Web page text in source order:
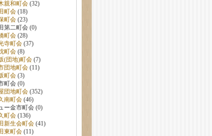
親和町会(32)
町会(18)
町会(23)
第二町会 (0)
町会(28)
寺町会(37)
町会(8)
(団地)町会(7)
団地町会(11)
町会(3)
町会 (0)
団地町会(352)
南町会(46)
ー金市町会 (0)
町会(136)
新生会町会(41)
東町会(11)